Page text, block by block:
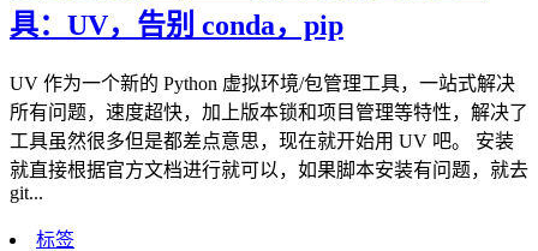
具：UV，告别 conda，pip
UV 作为一个新的 Python 虚拟环境/包管理工具，一站式解决
所有问题，速度超快，加上版本锁和项目管理等特性，解决了
工具虽然很多但是都差点意思，现在就开始用 UV 吧。 安装
就直接根据官方文档进行就可以，如果脚本安装有问题，就去
git...
标签